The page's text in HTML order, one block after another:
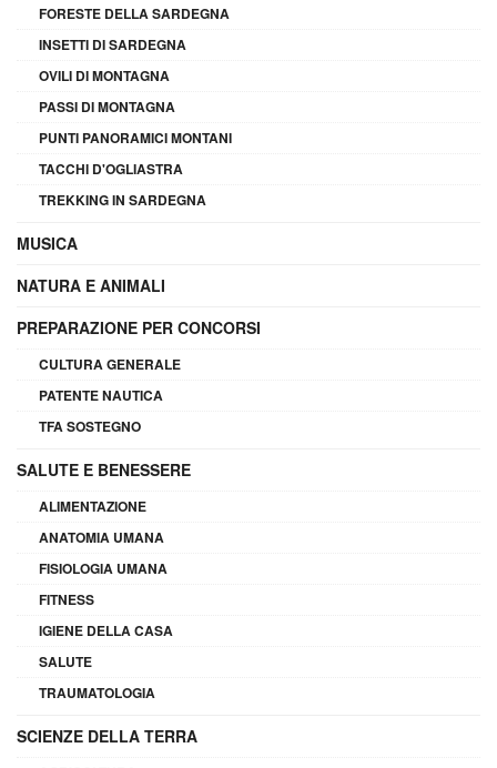
FORESTE DELLA SARDEGNA
INSETTI DI SARDEGNA
OVILI DI MONTAGNA
PASSI DI MONTAGNA
PUNTI PANORAMICI MONTANI
TACCHI D'OGLIASTRA
TREKKING IN SARDEGNA
MUSICA
NATURA E ANIMALI
PREPARAZIONE PER CONCORSI
CULTURA GENERALE
PATENTE NAUTICA
TFA SOSTEGNO
SALUTE E BENESSERE
ALIMENTAZIONE
ANATOMIA UMANA
FISIOLOGIA UMANA
FITNESS
IGIENE DELLA CASA
SALUTE
TRAUMATOLOGIA
SCIENZE DELLA TERRA